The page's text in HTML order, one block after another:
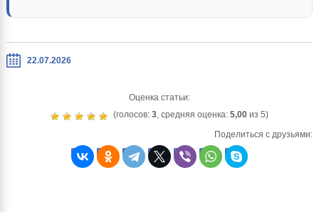
22.07.2026
Оценка статьи:
(голосов: 3, средняя оценка: 5,00из 5)
Поделиться с друзьями: